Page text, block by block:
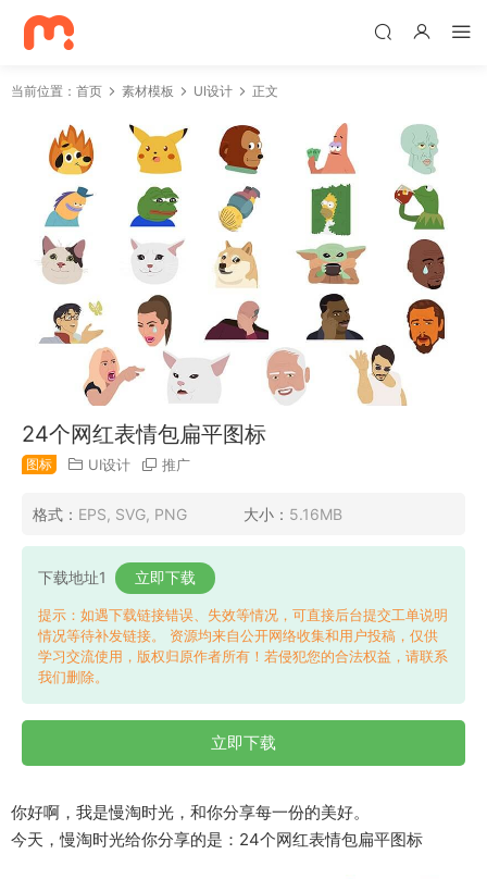
当前位置： 首页 素材模板 UI设计 正文
24个网红表情包扁平图标
图标 UI设计 推广
格式： EPS, SVG, PNG 大小： 5.16MB
下载地址1 立即下载
提示：如遇下载链接错误、失效等情况，可直接后台提交工单说明
情况等待补发链接。 资源均来自公开网络收集和用户投稿，仅供
学习交流使用，版权归原作者所有！若侵犯您的合法权益，请联系
我们删除。
立即下载
你好啊，我是慢淘时光，和你分享每一份的美好。
今天，慢淘时光给你分享的是：24个网红表情包扁平图标